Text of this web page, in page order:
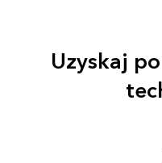
Uzyskaj